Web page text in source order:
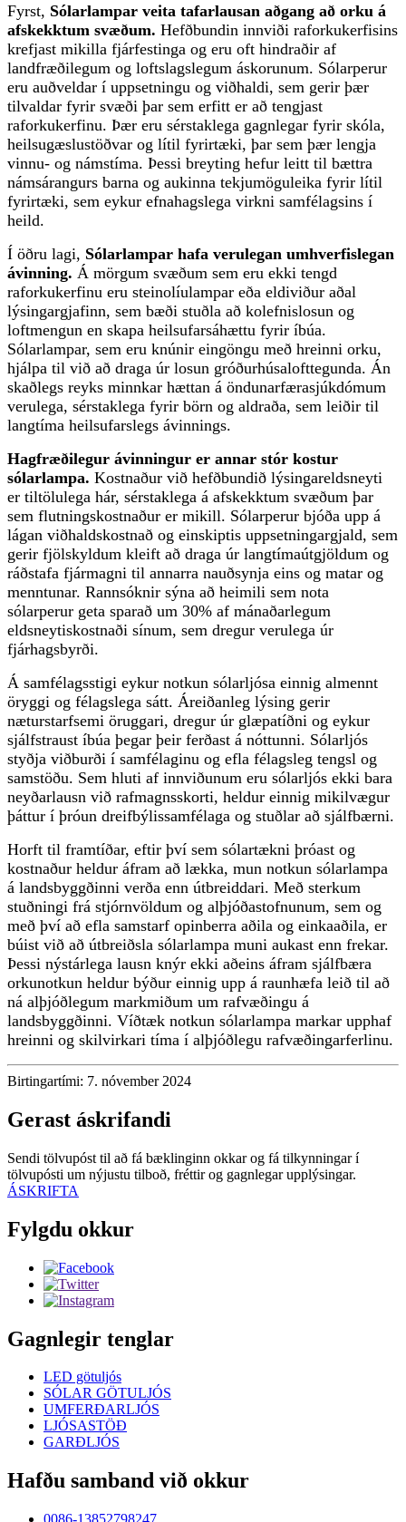
Fyrst, Sólarlampar veita tafarlausan aðgang að orku á
afskekktum svæðum. Hefðbundin innviði raforkukerfisins
krefjast mikilla fjárfestinga og eru oft hindraðir af
landfræðilegum og loftslagslegum áskorunum. Sólarperur
eru auðveldar í uppsetningu og viðhaldi, sem gerir þær
tilvaldar fyrir svæði þar sem erfitt er að tengjast
raforkukerfinu. Þær eru sérstaklega gagnlegar fyrir skóla,
heilsugæslustöðvar og lítil fyrirtæki, þar sem þær lengja
vinnu- og námstíma. Þessi breyting hefur leitt til bættra
námsárangurs barna og aukinna tekjumöguleika fyrir lítil
fyrirtæki, sem eykur efnahagslega virkni samfélagsins í
heild.
Í öðru lagi, Sólarlampar hafa verulegan umhverfislegan
ávinning. Á mörgum svæðum sem eru ekki tengd
raforkukerfinu eru steinolíulampar eða eldiviður aðal
lýsingargjafinn, sem bæði stuðla að kolefnislosun og
loftmengun en skapa heilsufarsáhættu fyrir íbúa.
Sólarlampar, sem eru knúnir eingöngu með hreinni orku,
hjálpa til við að draga úr losun gróðurhúsalofttegunda. Án
skaðlegs reyks minnkar hættan á öndunarfærasjúkdómum
verulega, sérstaklega fyrir börn og aldraða, sem leiðir til
langtíma heilsufarslegs ávinnings.
Hagfræðilegur ávinningur er annar stór kostur
sólarlampa. Kostnaður við hefðbundið lýsingareldsneyti
er tiltölulega hár, sérstaklega á afskekktum svæðum þar
sem flutningskostnaður er mikill. Sólarperur bjóða upp á
lágan viðhaldskostnað og einskiptis uppsetningargjald, sem
gerir fjölskyldum kleift að draga úr langtímaútgjöldum og
ráðstafa fjármagni til annarra nauðsynja eins og matar og
menntunar. Rannsóknir sýna að heimili sem nota
sólarperur geta sparað um 30% af mánaðarlegum
eldsneytiskostnaði sínum, sem dregur verulega úr
fjárhagsbyrði.
Á samfélagsstigi eykur notkun sólarljósa einnig almennt
öryggi og félagslega sátt. Áreiðanleg lýsing gerir
næturstarfsemi öruggari, dregur úr glæpatíðni og eykur
sjálfstraust íbúa þegar þeir ferðast á nóttunni. Sólarljós
styðja viðburði í samfélaginu og efla félagsleg tengsl og
samstöðu. Sem hluti af innviðunum eru sólarljós ekki bara
neyðarlausn við rafmagnsskorti, heldur einnig mikilvægur
þáttur í þróun dreifbýlissamfélaga og stuðlar að sjálfbærni.
Horft til framtíðar, eftir því sem sólartækni þróast og
kostnaður heldur áfram að lækka, mun notkun sólarlampa
á landsbyggðinni verða enn útbreiddari. Með sterkum
stuðningi frá stjórnvöldum og alþjóðastofnunum, sem og
með því að efla samstarf opinberra aðila og einkaaðila, er
búist við að útbreiðsla sólarlampa muni aukast enn frekar.
Þessi nýstárlega lausn knýr ekki aðeins áfram sjálfbæra
orkunotkun heldur býður einnig upp á raunhæfa leið til að
ná alþjóðlegum markmiðum um rafvæðingu á
landsbyggðinni. Víðtæk notkun sólarlampa markar upphaf
hreinni og skilvirkari tíma í alþjóðlegu rafvæðingarferlinu.
Birtingartími: 7. nóvember 2024
Gerast áskrifandi
Sendi tölvupóst til að fá bæklinginn okkar og fá tilkynningar í
tölvupósti um nýjustu tilboð, fréttir og gagnlegar upplýsingar.
ÁSKRIFTA
Fylgdu okkur
Gagnlegir tenglar
LED götuljós
SÓLAR GÖTULJÓS
UMFERÐARLJÓS
LJÓSASTÖÐ
GARÐLJÓS
Hafðu samband við okkur